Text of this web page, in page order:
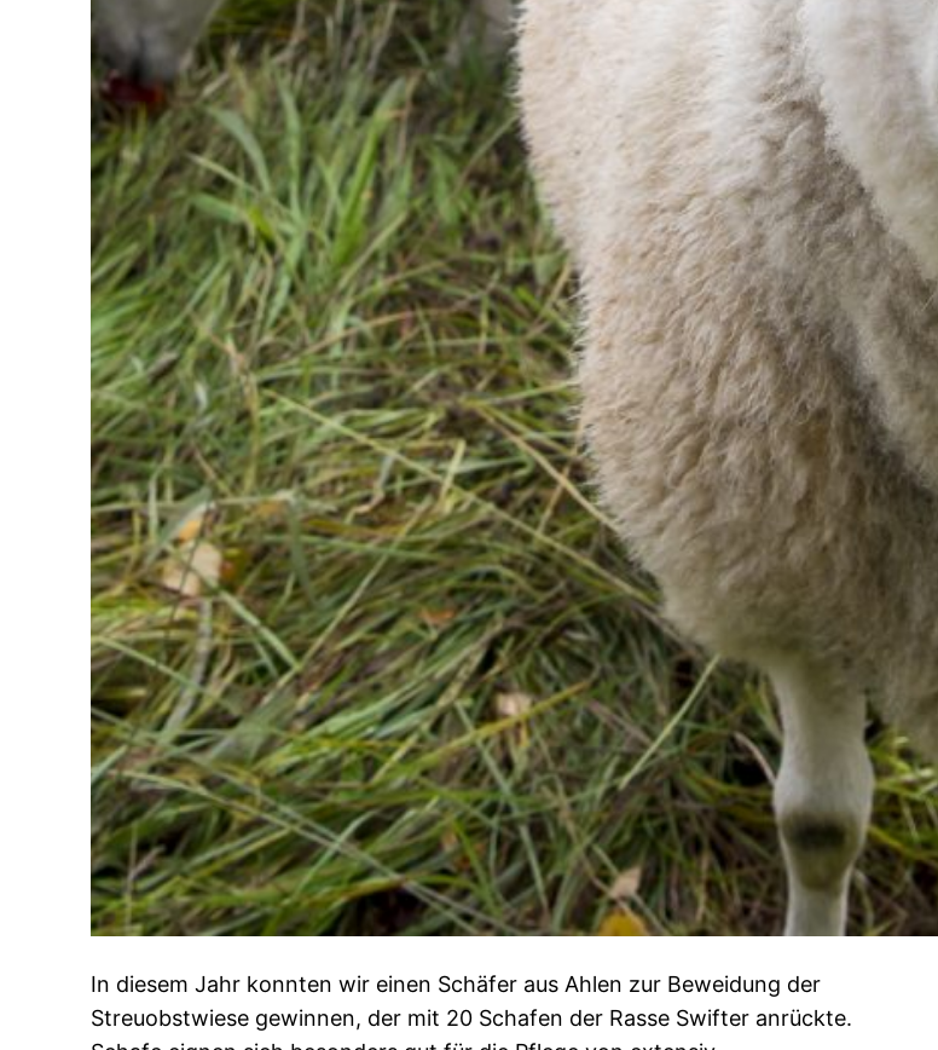
In diesem Jahr konnten wir einen Schäfer aus Ahlen zur Beweidung der
Streuobstwiese gewinnen, der mit 20 Schafen der Rasse Swifter anrückte.